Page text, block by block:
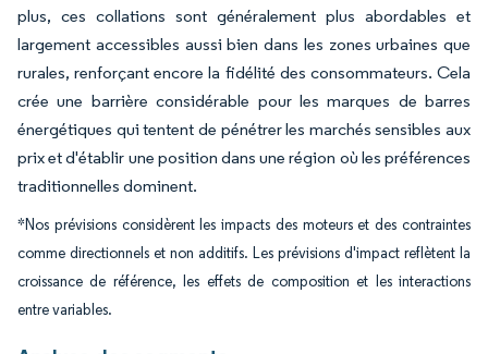
plus, ces collations sont généralement plus abordables et
largement accessibles aussi bien dans les zones urbaines que
rurales, renforçant encore la fidélité des consommateurs. Cela
crée une barrière considérable pour les marques de barres
énergétiques qui tentent de pénétrer les marchés sensibles aux
prix et d'établir une position dans une région où les préférences
traditionnelles dominent.
*Nos prévisions considèrent les impacts des moteurs et des contraintes
comme directionnels et non additifs. Les prévisions d'impact reflètent la
croissance de référence, les effets de composition et les interactions
entre variables.